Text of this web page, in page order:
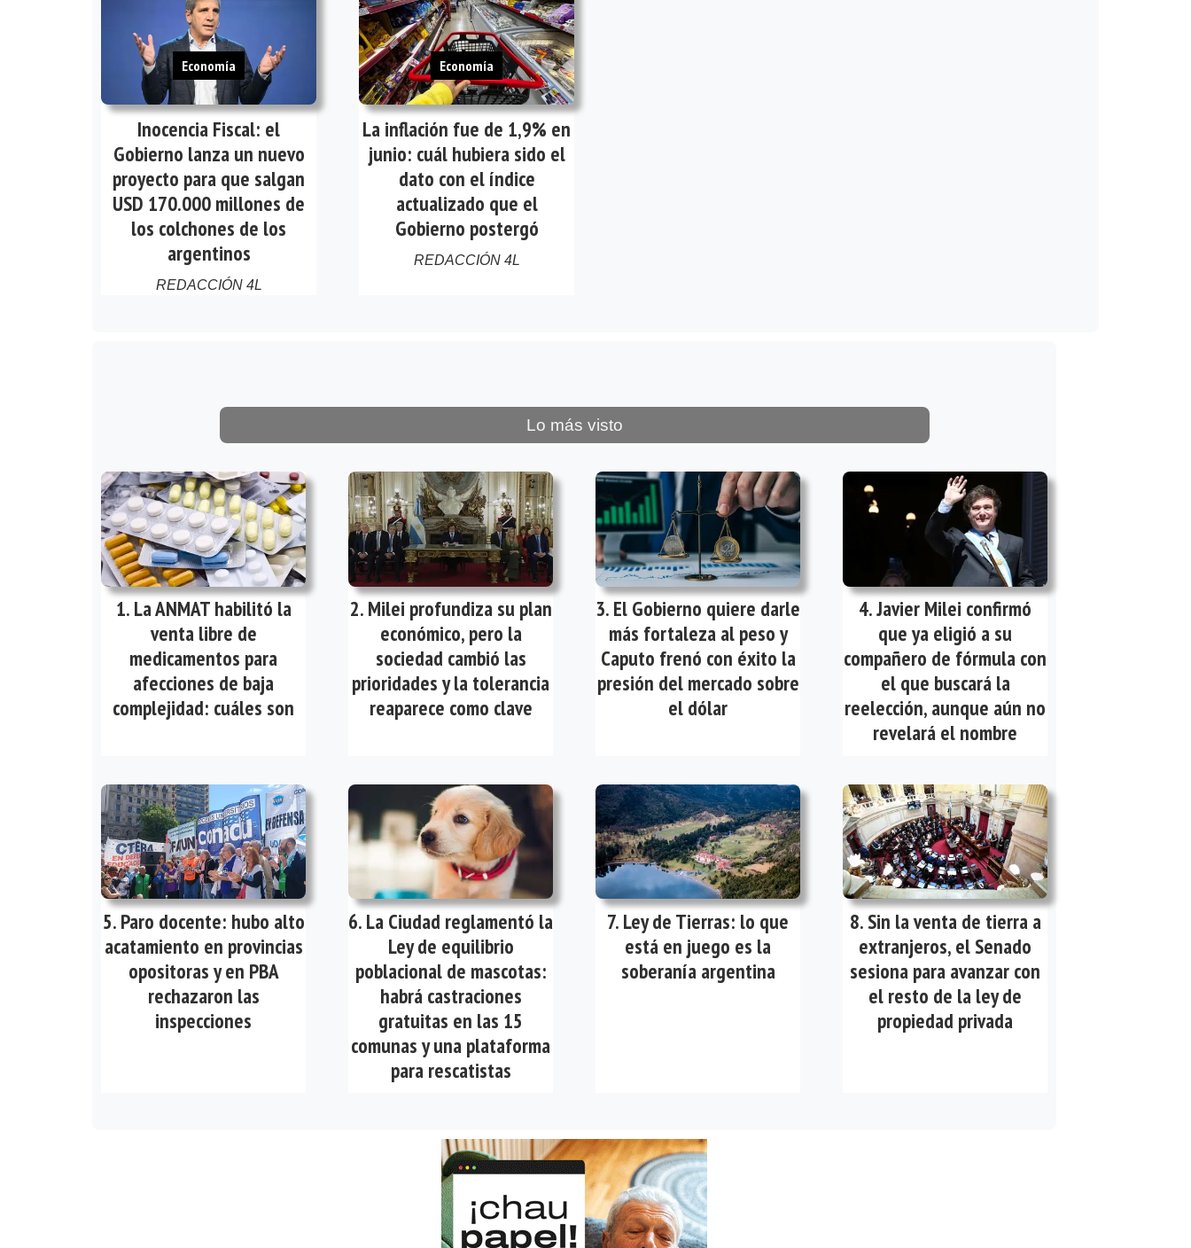
Inocencia Fiscal: el
Gobierno lanza un nuevo
proyecto para que salgan
USD 170.000 millones de
los colchones de los
argentinos
REDACCIÓN 4L
Economía
La inflación fue de 1,9% en
junio: cuál hubiera sido el
dato con el índice
actualizado que el
Gobierno postergó
REDACCIÓN 4L
Economía
Lo más visto
La ANMAT habilitó la
venta libre de
medicamentos para
afecciones de baja
complejidad: cuáles son
Milei profundiza su plan
económico, pero la
sociedad cambió las
prioridades y la tolerancia
reaparece como clave
El Gobierno quiere darle
más fortaleza al peso y
Caputo frenó con éxito la
presión del mercado sobre
el dólar
Javier Milei confirmó
que ya eligió a su
compañero de fórmula con
el que buscará la
reelección, aunque aún no
revelará el nombre
Paro docente: hubo alto
acatamiento en provincias
opositoras y en PBA
rechazaron las
inspecciones
La Ciudad reglamentó la
Ley de equilibrio
poblacional de mascotas:
habrá castraciones
gratuitas en las 15
comunas y una plataforma
para rescatistas
Ley de Tierras: lo que
está en juego es la
soberanía argentina
Sin la venta de tierra a
extranjeros, el Senado
sesiona para avanzar con
el resto de la ley de
propiedad privada